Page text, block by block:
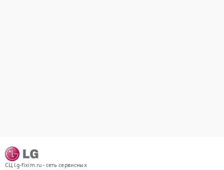
СЦ lg-fixim.ru - сеть сервисных